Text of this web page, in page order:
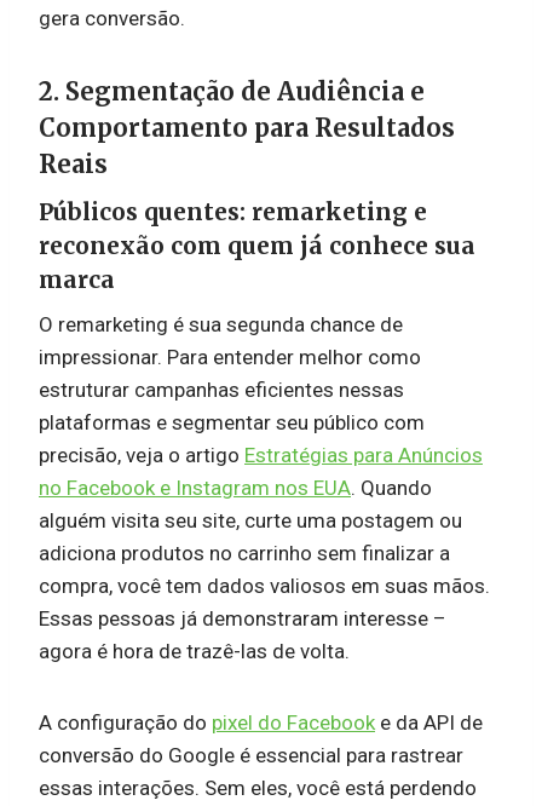
gera conversão.
2. Segmentação de Audiência e
Comportamento para Resultados
Reais
Públicos quentes: remarketing e
reconexão com quem já conhece sua
marca
O remarketing é sua segunda chance de
impressionar. Para entender melhor como
estruturar campanhas eficientes nessas
plataformas e segmentar seu público com
precisão, veja o artigo Estratégias para Anúncios
no Facebook e Instagram nos EUA. Quando
alguém visita seu site, curte uma postagem ou
adiciona produtos no carrinho sem finalizar a
compra, você tem dados valiosos em suas mãos.
Essas pessoas já demonstraram interesse –
agora é hora de trazê-las de volta.
A configuração do pixel do Facebook e da API de
conversão do Google é essencial para rastrear
essas interações. Sem eles, você está perdendo